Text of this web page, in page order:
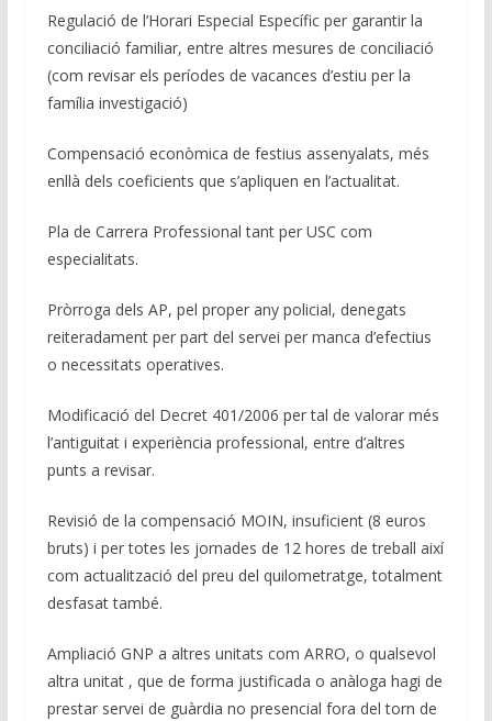
Regulació de l’Horari Especial Específic per garantir la
conciliació familiar, entre altres mesures de conciliació
(com revisar els períodes de vacances d’estiu per la
família investigació)
Compensació econòmica de festius assenyalats, més
enllà dels coeficients que s’apliquen en l’actualitat.
Pla de Carrera Professional tant per USC com
especialitats.
Pròrroga dels AP, pel proper any policial, denegats
reiteradament per part del servei per manca d’efectius
o necessitats operatives.
Modificació del Decret 401/2006 per tal de valorar més
l’antiguitat i experiència professional, entre d’altres
punts a revisar.
Revisió de la compensació MOIN, insuficient (8 euros
bruts) i per totes les jornades de 12 hores de treball així
com actualització del preu del quilometratge, totalment
desfasat també.
Ampliació GNP a altres unitats com ARRO, o qualsevol
altra unitat , que de forma justificada o anàloga hagi de
prestar servei de guàrdia no presencial fora del torn de